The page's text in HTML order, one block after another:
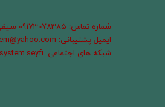
شماره تماس: 09173078385 سیفی
ایمیل پشتیبانی: radicalsystem@yahoo.com
شبکه های اجتماعی: radicalsystem.seyfi